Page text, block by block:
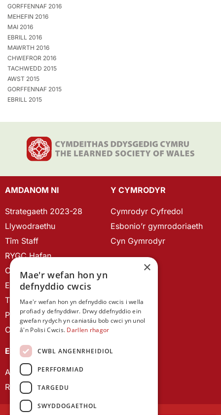
GORFFENNAF 2016
MEHEFIN 2016
MAI 2016
EBRILL 2016
MAWRTH 2016
CHWEFROR 2016
TACHWEDD 2015
AWST 2015
GORFFENNAF 2015
EBRILL 2015
AMDANOM NI
Strategaeth 2023-28
Llywodraethu
Tîm Staff
RYGC Hafan
Canllawiau brandio
Ein Hanes
Telerau ac Amodau
Polisi Preifatrwydd
Cysylltu â ni
Y CYMRODYR
Cymrodyr Cyfredol
Esbonio’r gymrodoriaeth
Cyn Gymrodyr
EIN CYHOEDDIADAU
Astudiaethau Cymreig
Rhwydwaith Ymchwil Gyrfa Cynnar
×
Mae'r wefan hon yn
defnyddio cwcis
Mae'r wefan hon yn defnyddio cwcis i wella
profiad y defnyddiwr. Drwy ddefnyddio ein
gwefan rydych yn caniatáu bob cwci yn unol
â'n Polisi Cwcis. Darllen rhagor
CWBL ANGENRHEIDIOL
PERFFORMIAD
TARGEDU
SWYDDOGAETHOL